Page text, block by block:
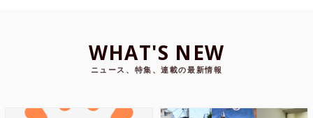
WHAT'S NEW
ニュース、特集、連載の最新情報